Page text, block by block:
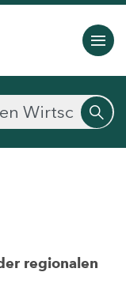
regionalen